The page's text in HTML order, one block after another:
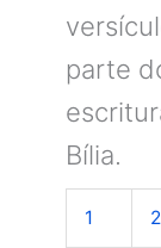
parte
Bília.
1 2